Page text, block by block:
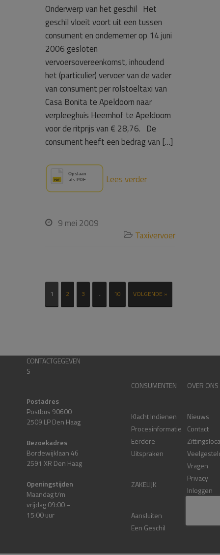
Onderwerp van het geschil Het
geschil vloeit voort uit een tussen
consument en ondernemer op 14 juni
2006 gesloten
vervoersovereenkomst, inhoudend
het (particulier) vervoer van de vader
van consument per rolstoeltaxi van
Casa Bonita te Apeldoorn naar
verpleeghuis Heemhof te Apeldoorn
voor de ritprijs van € 28,76. De
consument heeft een bedrag van […]
Lees verder
 9 mei 2009
 Taxivervoer
1 2 3 … 10 VOLGENDE »
CONTACTGEGEVEN
S
Postadres
Postbus 90600
2509 LP Den Haag
Bezoekadres
Bordewijklaan 46
2591 XR Den Haag
Openingstijden
Maandag t/m
vrijdag 09:00 –
15:00 uur
CONSUMENTEN
Klacht Indienen
Procesinformatie
Eerdere
Uitspraken
ZAKELIJK
Aansluiten
Een Geschil
OVER ONS
Nieuws
Contact
Vragen
Privacy
Inloggen